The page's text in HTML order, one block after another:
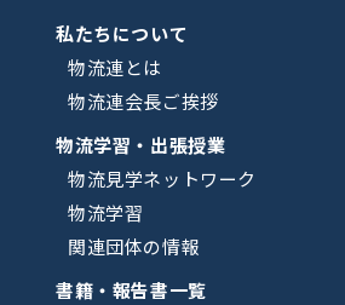
私たちについて
物流連とは
物流連会長ご挨拶
物流学習・出張授業
物流見学ネットワーク
物流学習
関連団体の情報
書籍・報告書一覧